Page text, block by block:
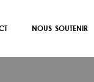
NOUS SOUTENIR